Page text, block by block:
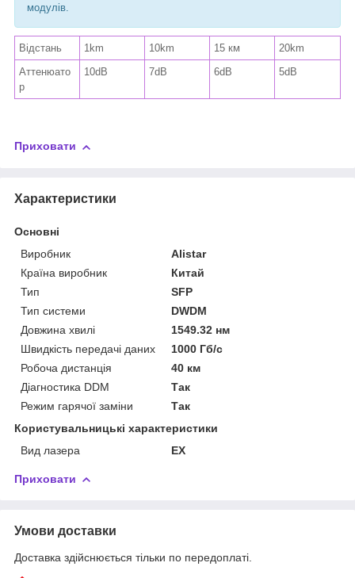
модулів.
Відстань 1km 10km 15 км
20km
Аттенюато
р
10dB 7dB 6dB 5dB
Приховати
Характеристики
Основні
Виробник
Alistar
Країна виробник
Китай
Тип
SFP
Тип системи
DWDM
Довжина хвилі
1549.32 нм
Швидкість передачі даних
1000 Гб/с
Робоча дистанція
40 км
Діагностика DDM
Так
Режим гарячої заміни
Так
Користувальницькі характеристики
Вид лазера
EX
Приховати
Умови доставки
Доставка здійснюється тільки по передоплаті.